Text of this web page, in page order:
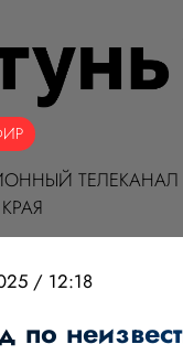
ТЕЛЕКАНАЛ
/ 12:18
по